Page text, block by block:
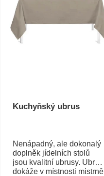
Kuchyňský ubrus
Nenápadný, ale dokonalý
doplněk jídelních stolů
jsou kvalitní ubrusy. Ubrus
dokáže v místnosti mistrně